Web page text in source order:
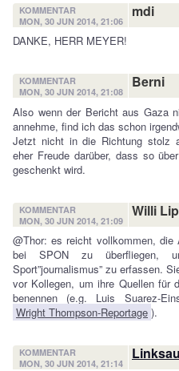
KOMMENTAR
MON, 30 JUN 2014, 21:06
mdi
DANKE, HERR MEYER!
KOMMENTAR
MON, 30 JUN 2014, 21:08
Berni
Also wenn der Bericht aus Gaza
annehme, find ich das schon
Jetzt nicht in die Richtung stolz
eher Freude darüber, dass so
geschenkt wird.
KOMMENTAR
MON, 30 JUN 2014, 21:09
Willi
@Thor: es reicht vollkommen,
bei SPON zu überfliegen,
Sport”journalismus” zu erfassen.
vor Kollegen, um ihre Quellen für
benennen (e.g. Luis Suarez-
Wright Thompson-Reportage ).
KOMMENTAR
MON, 30 JUN 2014, 21:14